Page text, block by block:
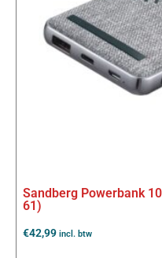
Sandberg Powerbank
61)
€42,99 incl. btw